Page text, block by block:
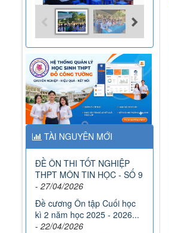
TÀI NGUYÊN MỚI
ĐỀ ÔN THI TỐT NGHIỆP
THPT MÔN TIN HỌC - SỐ 9
- 27/04/2026
Đề cương Ôn tập Cuối học
kì 2 năm học 2025 - 2026...
- 22/04/2026